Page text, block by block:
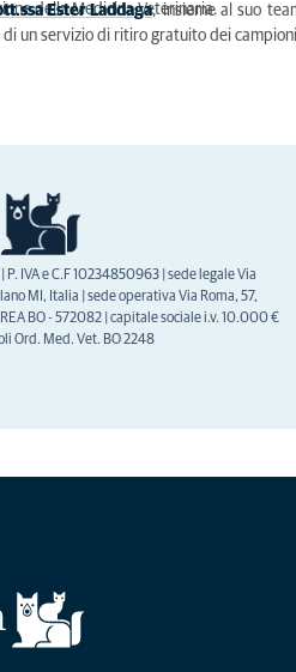
della Medicina Veterinaria.
Ester Laddaga, insieme al suo
un servizio di ritiro gratuito dei
IVA e C.F 10234850963 | sede legale Via
MI, Italia | sede operativa Via Roma, 57,
BO - 572082 | capitale sociale i.v. 10.000 €
Ord. Med. Vet. BO 2248